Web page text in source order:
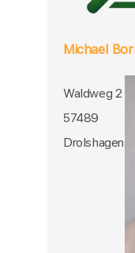
Michael
Waldweg 2
57489
Drolshagen